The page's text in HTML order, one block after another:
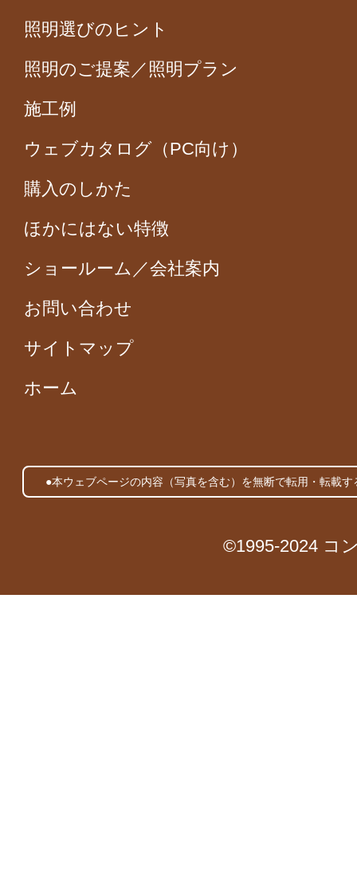
照明選びのヒント
照明のご提案／照明プラン
施工例
ウェブカタログ（PC向け）
購入のしかた
ほかにはない特徴
ショールーム／会社案内
お問い合わせ
サイトマップ
ホーム
●本ウェブページの内容（写真を含む）を無断で転用・転載
©1995-2024 コ